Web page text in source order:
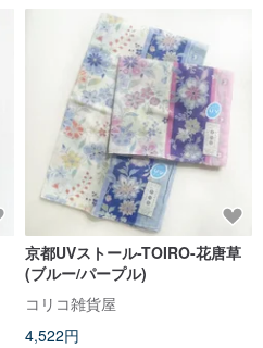
京都UVストール-TOIRO-花唐草
(ブルー/パープル)
コリコ雑貨屋
4,522円